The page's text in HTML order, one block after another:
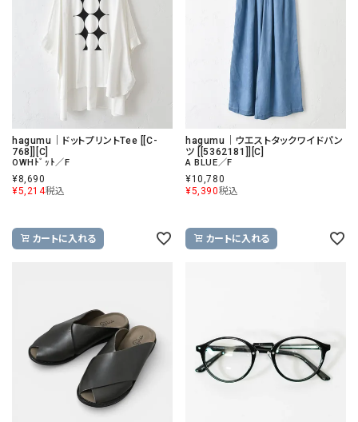
hagumu｜ドットプリントTee [[C-
768]][C]
OWHﾄﾞｯﾄ／F
¥8,690
¥5,214税込
カートに入れる
hagumu｜ウエストタックワイドパン
ツ [[5362181]][C]
A BLUE／F
¥10,780
¥5,390税込
カートに入れる